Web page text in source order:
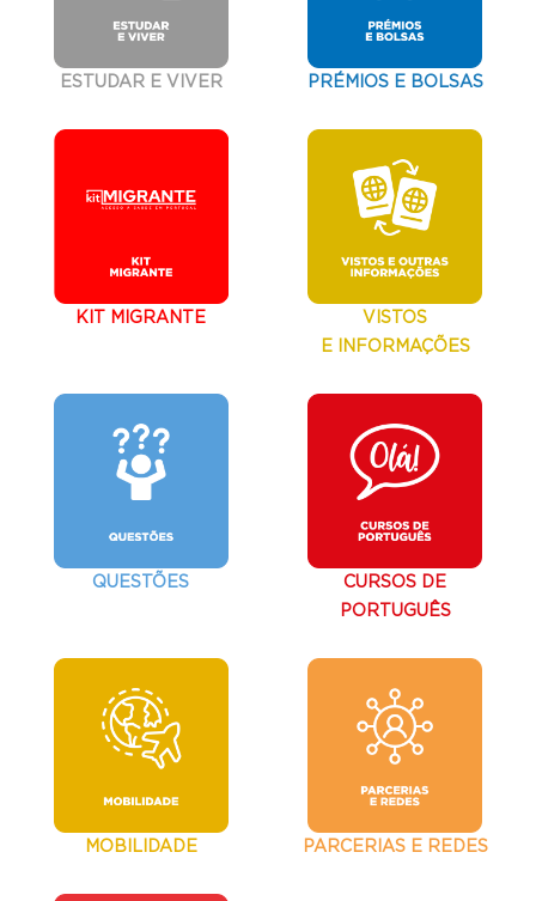
ESTUDAR E VIVER PRÉMIOS E BOLSAS
KIT MIGRANTE
VISTOS
E INFORMAÇÕES
QUESTÕES
CURSOS DE
PORTUGUÊS
MOBILIDADE PARCERIAS E REDES